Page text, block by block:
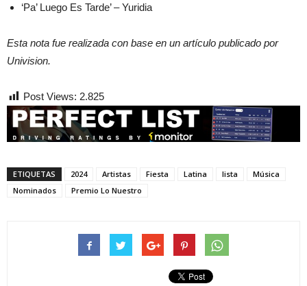
‘Pa’ Luego Es Tarde’ – Yuridia
Esta nota fue realizada con base en un artículo publicado por
Univision.
Post Views: 2.825
ETIQUETAS 2024 Artistas Fiesta Latina lista
Música
Nominados
Premio Lo Nuestro